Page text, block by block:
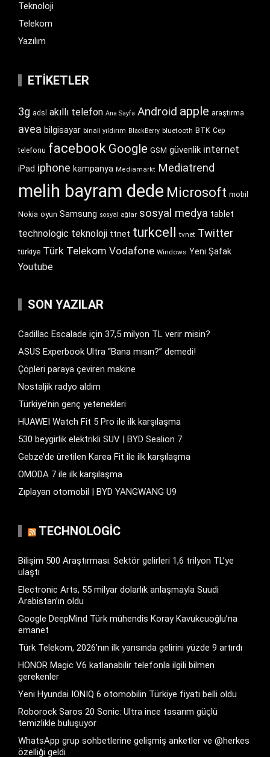
Teknoloji
Telekom
Yazılım
ETIKETLER
3g adsl akıllı telefon Ana Sayfa Android apple araştırma
avea bilgisayar binali yıldırım BlackBerry bluetooth BTK Cep
telefonu facebook Google GSM güvenlik internet
iPad iphone kampanya Mediamarkt Mediatrend
melih bayram dede Microsoft mobil
Nokia oyun Samsung sosyal ağlar sosyal medya tablet
technologic teknoloji ttnet turkcell tvnet Twitter
türkiye Türk Telekom Vodafone Windows Yeni Şafak
Youtube
SON YAZILAR
Cadillac Escalade için 37,5 milyon TL verir misin?
ASUS Experbook Ultra “Bana mısın?” demedi!
Çöpleri paraya çeviren makine
Nostaljik radyo aldım
Türkiye’nin genç yetenekleri
HUAWEI Watch Fit 5 Pro ile ilk karşılaşma
530 beygirlik elektrikli SUV | BYD Sealion 7
Gebze’de üretilen Karea Fit ile ilk karşılaşma
OMODA 7 ile ilk karşılaşma
Zıplayan otomobil | BYD YANGWANG U9
TECHNOLOGIC
Bilişim 500 Araştırması: Sektör gelirleri 1,6 trilyon TL’ye
ulaştı
Electronic Arts, 55 milyar dolarlık anlaşmayla Suudi
Arabistan’ın oldu
Google DeepMind Türk mühendis Koray Kavukcuoğlu’na
emanet
Türk Telekom, 2026’nın ilk yarısında gelirini yüzde 9 artırdı
HONOR Magic V6 katlanabilir telefonla ilgili bilmen
gerekenler
Yeni Hyundai IONIQ 6 otomobilin Türkiye fiyatı belli oldu
Roborock Saros 20 Sonic: Ultra ince tasarım güçlü
temizlikle buluşuyor
WhatsApp grup sohbetlerine gelişmiş anketler ve @herkes
özelliği geldi